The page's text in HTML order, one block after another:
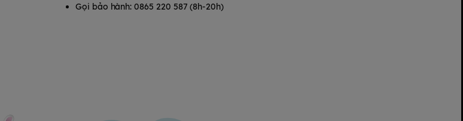
Gọi bảo hành: 0865 220 587 (8h-20h)